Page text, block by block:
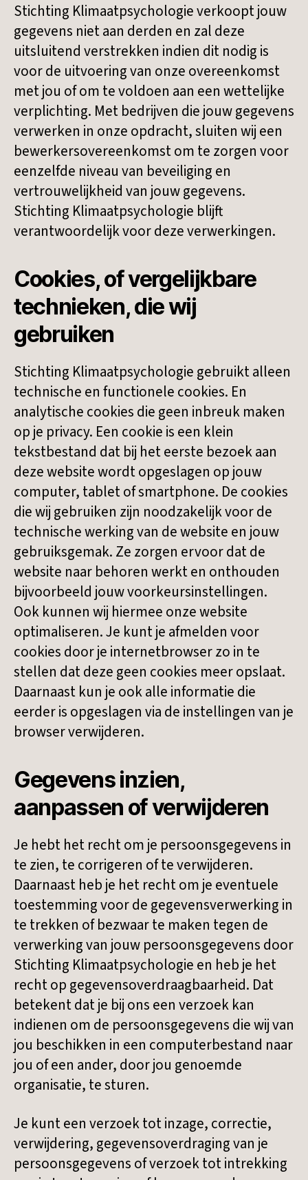
Stichting Klimaatpsychologie verkoopt jouw
gegevens niet aan derden en zal deze
uitsluitend verstrekken indien dit nodig is
voor de uitvoering van onze overeenkomst
met jou of om te voldoen aan een wettelijke
verplichting. Met bedrijven die jouw gegevens
verwerken in onze opdracht, sluiten wij een
bewerkersovereenkomst om te zorgen voor
eenzelfde niveau van beveiliging en
vertrouwelijkheid van jouw gegevens.
Stichting Klimaatpsychologie blijft
verantwoordelijk voor deze verwerkingen.
Cookies, of vergelijkbare
technieken, die wij
gebruiken
Stichting Klimaatpsychologie gebruikt alleen
technische en functionele cookies. En
analytische cookies die geen inbreuk maken
op je privacy. Een cookie is een klein
tekstbestand dat bij het eerste bezoek aan
deze website wordt opgeslagen op jouw
computer, tablet of smartphone. De cookies
die wij gebruiken zijn noodzakelijk voor de
technische werking van de website en jouw
gebruiksgemak. Ze zorgen ervoor dat de
website naar behoren werkt en onthouden
bijvoorbeeld jouw voorkeursinstellingen.
Ook kunnen wij hiermee onze website
optimaliseren. Je kunt je afmelden voor
cookies door je internetbrowser zo in te
stellen dat deze geen cookies meer opslaat.
Daarnaast kun je ook alle informatie die
eerder is opgeslagen via de instellingen van je
browser verwijderen.
Gegevens inzien,
aanpassen of verwijderen
Je hebt het recht om je persoonsgegevens in
te zien, te corrigeren of te verwijderen.
Daarnaast heb je het recht om je eventuele
toestemming voor de gegevensverwerking in
te trekken of bezwaar te maken tegen de
verwerking van jouw persoonsgegevens door
Stichting Klimaatpsychologie en heb je het
recht op gegevensoverdraagbaarheid. Dat
betekent dat je bij ons een verzoek kan
indienen om de persoonsgegevens die wij van
jou beschikken in een computerbestand naar
jou of een ander, door jou genoemde
organisatie, te sturen.
Je kunt een verzoek tot inzage, correctie,
verwijdering, gegevensoverdraging van je
persoonsgegevens of verzoek tot intrekking